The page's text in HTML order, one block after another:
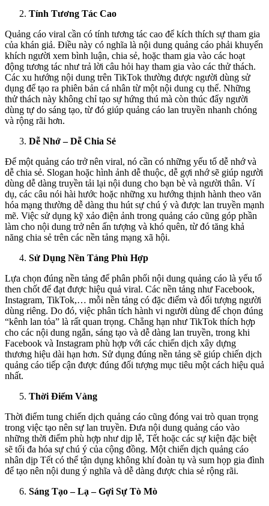
Tính Tương Tác Cao
Quảng cáo viral cần có tính tương tác cao để kích thích sự tham gia
của khán giả. Điều này có nghĩa là nội dung quảng cáo phải khuyến
khích người xem bình luận, chia sẻ, hoặc tham gia vào các hoạt
động tương tác như trả lời câu hỏi hay tham gia vào các thử thách.
Các xu hướng nội dung trên TikTok thường được người dùng sử
dụng để tạo ra phiên bản cá nhân từ một nội dung cụ thể. Những
thử thách này không chỉ tạo sự hứng thú mà còn thúc đẩy người
dùng tự do sáng tạo, từ đó giúp quảng cáo lan truyền nhanh chóng
và rộng rãi hơn.
Dễ Nhớ – Dễ Chia Sẻ
Để một quảng cáo trở nên viral, nó cần có những yếu tố dễ nhớ và
dễ chia sẻ. Slogan hoặc hình ảnh dễ thuộc, dễ gợi nhớ sẽ giúp người
dùng dễ dàng truyền tải lại nội dung cho bạn bè và người thân. Ví
dụ, các câu nói hài hước hoặc những xu hướng thịnh hành theo văn
hóa mạng thường dễ dàng thu hút sự chú ý và được lan truyền mạnh
mẽ. Việc sử dụng kỹ xảo điện ảnh trong quảng cáo cũng góp phần
làm cho nội dung trở nên ấn tượng và khó quên, từ đó tăng khả
năng chia sẻ trên các nền tảng mạng xã hội.
Sử Dụng Nền Tảng Phù Hợp
Lựa chọn đúng nền tảng để phân phối nội dung quảng cáo là yếu tố
then chốt để đạt được hiệu quả viral. Các nền tảng như Facebook,
Instagram, TikTok,… mỗi nền tảng có đặc điểm và đối tượng người
dùng riêng. Do đó, việc phân tích hành vi người dùng để chọn đúng
“kênh lan tỏa” là rất quan trọng. Chẳng hạn như TikTok thích hợp
cho các nội dung ngắn, sáng tạo và dễ dàng lan truyền, trong khi
Facebook và Instagram phù hợp với các chiến dịch xây dựng
thương hiệu dài hạn hơn. Sử dụng đúng nền tảng sẽ giúp chiến dịch
quảng cáo tiếp cận được đúng đối tượng mục tiêu một cách hiệu quả
nhất.
Thời Điểm Vàng
Thời điểm tung chiến dịch quảng cáo cũng đóng vai trò quan trọng
trong việc tạo nên sự lan truyền. Đưa nội dung quảng cáo vào
những thời điểm phù hợp như dịp lễ, Tết hoặc các sự kiện đặc biệt
sẽ tối đa hóa sự chú ý của cộng đồng. Một chiến dịch quảng cáo
nhân dịp Tết có thể tận dụng không khí đoàn tụ và sum họp gia đình
để tạo nên nội dung ý nghĩa và dễ dàng được chia sẻ rộng rãi.
Sáng Tạo – Lạ – Gợi Sự Tò Mò